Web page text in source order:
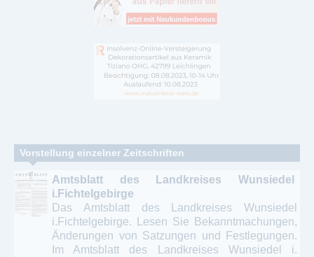
Vorstellung einzelner Zeitschriften
Amtsblatt des Landkreises Wunsiedel
i.Fichtelgebirge
Das Amtsblatt des Landkreises Wunsiedel
i.Fichtelgebirge. Lesen Sie Bekanntmachungen,
Änderungen von Satzungen und Festlegungen.
Im Amtsblatt des Landkreises Wunsiedel i.